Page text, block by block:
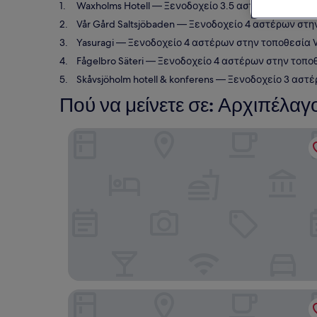
Waxholms Hotell— Ξενοδοχείο 3.5 αστέρων στην
Vår Gård Saltsjöbaden— Ξενοδοχείο 4 αστέρων
Yasuragi— Ξενοδοχείο 4 αστέρων στην
Fågelbro Säteri— Ξενοδοχείο 4 αστέρων στην
Skåvsjöholm hotell & konferens— Ξενοδοχείο 3
Πού να μείνετε σε: